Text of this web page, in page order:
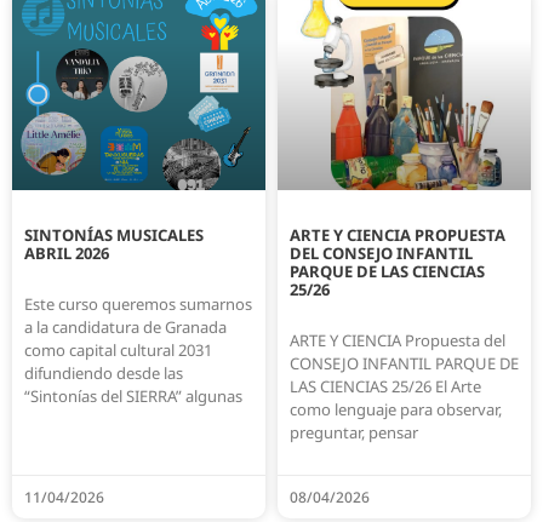
SINTONÍAS MUSICALES
ABRIL 2026
Este curso queremos sumarnos
a la candidatura de Granada
como capital cultural 2031
difundiendo desde las
“Sintonías del SIERRA” algunas
11/04/2026
ARTE Y CIENCIA PROPUESTA
DEL CONSEJO INFANTIL
PARQUE DE LAS CIENCIAS
25/26
ARTE Y CIENCIA Propuesta del
CONSEJO INFANTIL PARQUE DE
LAS CIENCIAS 25/26 El Arte
como lenguaje para observar,
preguntar, pensar
08/04/2026